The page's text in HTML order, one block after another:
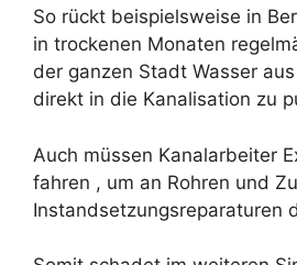
So rückt beispielsweise in
in trockenen Monaten
der ganzen Stadt Wasser
direkt in die Kanalisation zu
Auch müssen Kanalarbeiter
fahren , um an Rohren und
Instandsetzungsreparaturen